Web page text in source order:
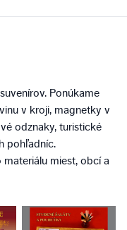
Ponúkame
v kroji, magnetky v
odznaky, turistické
pohľadníc.
miest, obcí a